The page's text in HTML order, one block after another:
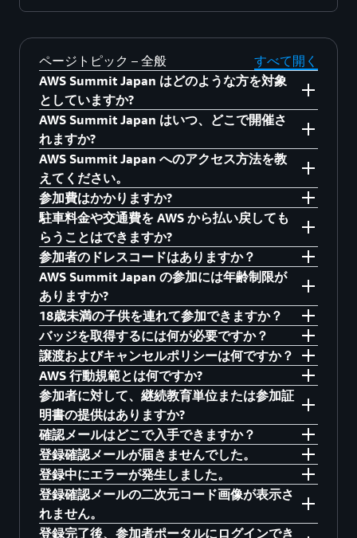
ページトピック – 全般
すべて開く
AWS Summit Japan はどのような方を対象
としていますか?
AWS Summit Japan は、IT エグゼクティブ、ビ
ジネスエグゼクティブ、ビジネスの意思決定
者、技術的意思決定者、デベロッパー、エンジ
ニア、システム管理者、システムアーキテクト
に最適なイベントです。セッションの内容は、
初心者 (レベル 100) からエキスパート (レベル
400) まで、あらゆるレベルの習熟度に対応して
います。参加者は、講義形式のプレゼンテーシ
ョン、AWS のエキスパートによるインタラクテ
ィブな学習、基調講演、ホワイトボードセッシ
ョン、展示フロアなど、豊富な内容からお選び
いただけます。
AWS Summit Japan はいつ、どこで開催さ
れますか?
本イベントは 幕張メッセ（千葉市美浜区中瀬2-
1） で 2026年6月25日～26日 に開催されます。
AWS Summit Japan へのアクセス方法を教
えてください。
AWS Summit Japanは幕張メッセで開催されま
す。幕張メッセへのアクセスについては、 こち
らをご確認ください。
参加費はかかりますか?
いいえ。参加費用はかかりません。基調講演、
全セッション、展示フロアなど無料でご利用い
ただけます。
駐車料金や交通費を AWS から払い戻しても
らうことはできますか?
AWS は、駐車場またはその他の交通関連費用の
払い戻しや承認は行いません。
参加者のドレスコードはありますか？
参加者のドレスコードは特にございません。参
加者の方々の服装は、ビジネスカジュアル、ス
ーツ、フード付きのスウェットシャツ、ジーン
ズなどさまざまです。ご自身が快適に感じる服
装でお越しください。
AWS Summit Japan の参加には年齢制限が
ありますか?
イベントバッジの受け取り当日、参加者は 18 歳
以上でなければなりません。
18歳未満の子供を連れて参加できますか？
AWS Summit Japanはビジネスイベントとしての
性質上、乳幼児を含む18歳以下の方のご来場は
ご遠慮いただいております。ご理解のほどお願
いいたします。 なお、許可のあるAWSセッショ
ン、お客様事例セッション、パートナー様セッ
ションはライブ配信を行っておりますので、ぜ
ひご自宅からもご活用ください。
バッジを取得するには何が必要ですか？
イベントバッジを取得するには、登録後にメー
ルで送信された二次元コードと、会場到着時の
チェックインカウンターでの本人確認のための
政府発行の写真付き身分証明書（または名刺）
を提示してください。
譲渡およびキャンセルポリシーは何ですか？
代理での参加は出来かねますので、ご来場され
るご本人様の情報で登録手続きをお願いしま
す。
AWS 行動規範とは何ですか?
AWS 行動規範はこちらでご覧いただけます。参
加者の方々には、この規範に従っていただく必
要があります。
参加者に対して、継続教育単位または参加証
明書の提供はありますか?
AWS Summit Japan では、継続教育単位または専
門教育単位の付与はございません。また、AWS
による参加証明書の提供もございません。参加
者はオンサイトで AWS トレーニングと認定セッ
ションに参加することができますが、クレジッ
確認メールはどこで入手できますか？
登録プロセスを完了すると、AWS Summit Japan
の登録に使用したメールアドレスに確認メール
が送信されます。これには、到着時に提示する
必要がある二次元コードが含まれています。二
登録確認メールが届きませんでした。
登録確認メールは no-reply@awsevents.com から
送信されます。ただし、会社の内部ネットワー
ク設定により、メールを受信できない場合があ
登録中にエラーが発生しました。
登録フォーム内にエラーコメントが表示されて
いるかご確認ください。原因が不明な場合は、
登録確認メールの二次元コード画像が表示さ
れません。
登録完了後、参加者ポータルにログインでき